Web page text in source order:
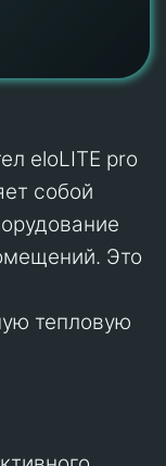
eloLITE pro
собой
Это
тепловую